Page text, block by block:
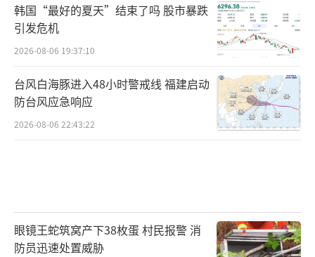
韩国“最好的夏天”结束了吗 股市暴跌
引发危机
2026-08-06 19:37:10
台风白海豚进入48小时警戒线 福建启动
防台风应急响应
2026-08-06 22:43:22
眼镜王蛇筑窝产下38枚蛋 村民报警 消
防员迅速处置威胁